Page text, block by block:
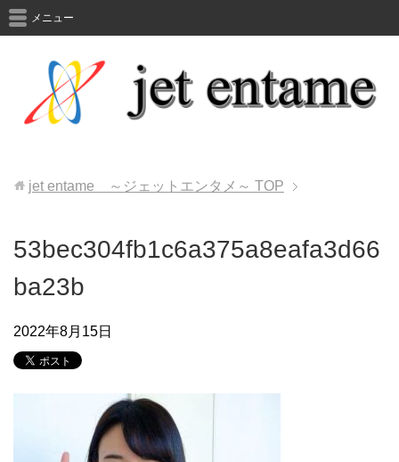
メニュー
jet entame ～ジェットエンタメ～ TOP
53bec304fb1c6a375a8eafa3d66
ba23b
2022年8月15日